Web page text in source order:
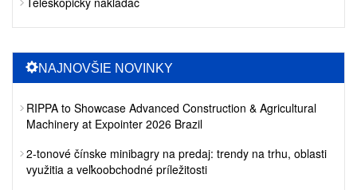
NAJNOVŠIE NOVINKY
RIPPA to Showcase Advanced Construction & Agricultural
Machinery at Expointer 2026 Brazil
2-tonové čínske minibagry na predaj: trendy na trhu, oblasti
využitia a veľkoobchodné príležitosti